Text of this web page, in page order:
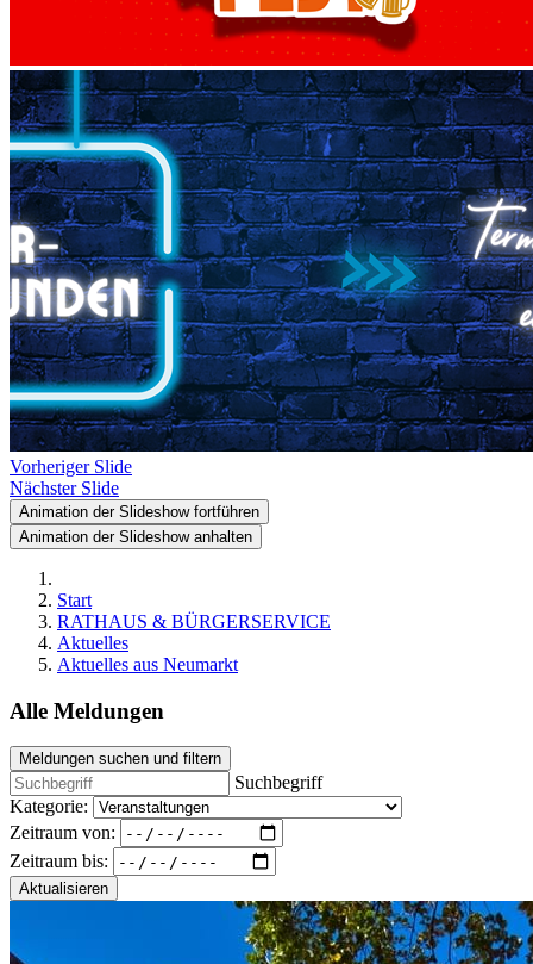
Vorheriger Slide
Nächster Slide
Animation der Slideshow fortführen
Animation der Slideshow anhalten
Start
RATHAUS & BÜRGERSERVICE
Aktuelles
Aktuelles aus Neumarkt
Alle Meldungen
Meldungen suchen und filtern
Suchbegriff
Kategorie:
Zeitraum von:
Zeitraum bis:
Aktualisieren